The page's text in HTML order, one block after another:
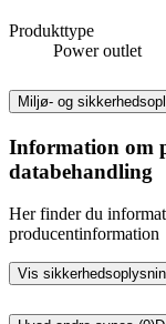
Produkttype
Power outlet
Miljø- og
Information om
databehandling
Her finder du
producentinformation
Vis